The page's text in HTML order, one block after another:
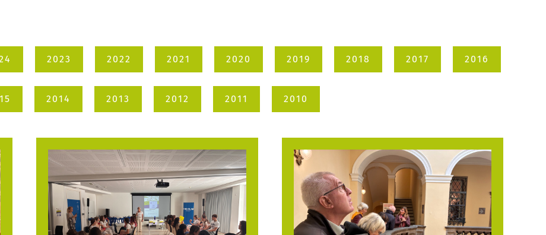
2023 2022 2021 2020 2019 2018 2017 2016
2014 2013 2012 2011 2010